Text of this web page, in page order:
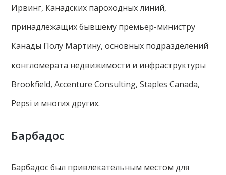
Ирвинг, Канадских пароходных линий,
принадлежащих бывшему премьер-министру
Канады Полу Мартину, основных подразделений
конгломерата недвижимости и инфраструктуры
Brookfield, Accenture Consulting, Staples Canada,
Pepsi и многих других.
Барбадос
Барбадос был привлекательным местом для